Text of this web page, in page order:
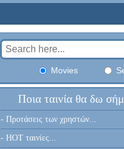
Movies
Ποια ταινία θα δω
- Προτάσεις των χρηστών...
- HOT ταινίες...